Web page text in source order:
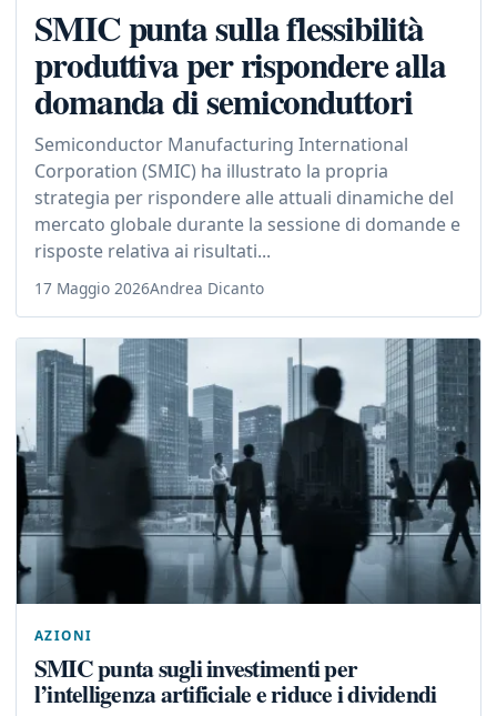
SMIC punta sulla flessibilità
produttiva per rispondere alla
domanda di semiconduttori
Semiconductor Manufacturing International
Corporation (SMIC) ha illustrato la propria
strategia per rispondere alle attuali dinamiche del
mercato globale durante la sessione di domande e
risposte relativa ai risultati...
17 Maggio 2026Andrea Dicanto
AZIONI
SMIC punta sugli investimenti per
l’intelligenza artificiale e riduce i dividendi